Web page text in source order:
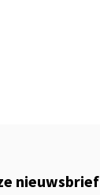
nieuwsbrief